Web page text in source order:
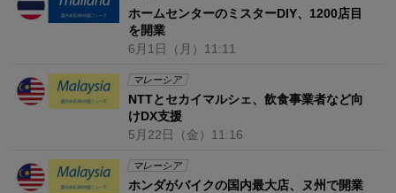
ホームセンターのミスターDIY、1200店目
を開業
6月1日 （月） 11:11
マレーシア
NTTとセカイマルシェ、飲食事業者など向
けDX支援
5月22日 （金） 11:16
マレーシア
ホンダがバイクの国内最大店、ヌ州で開業